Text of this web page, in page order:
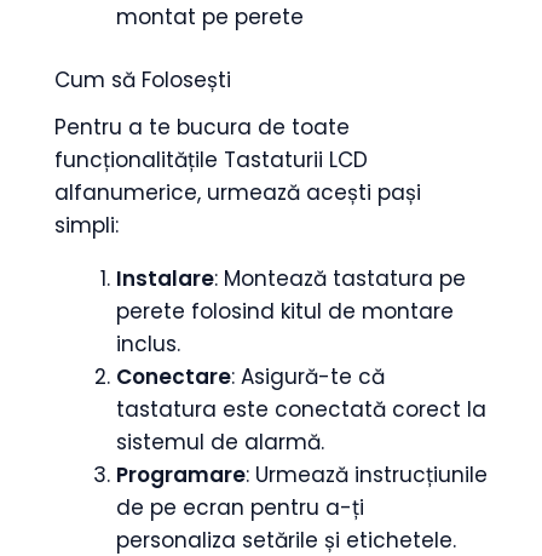
montat pe perete
Cum să Folosești
Pentru a te bucura de toate
funcționalitățile Tastaturii LCD
alfanumerice, urmează acești pași
simpli:
Instalare: Montează tastatura pe
perete folosind kitul de montare
inclus.
Conectare: Asigură-te că
tastatura este conectată corect la
sistemul de alarmă.
Programare: Urmează instrucțiunile
de pe ecran pentru a-ți
personaliza setările și etichetele.